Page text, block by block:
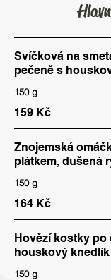
Svíčková na
pečeně s
150 g
159 Kč
Znojemská
plátkem, dušená
150 g
164 Kč
Hovězí kostky po
houskový knedlík
150 g